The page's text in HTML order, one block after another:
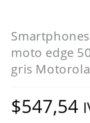
moto edge
gris Motorola
$547,54